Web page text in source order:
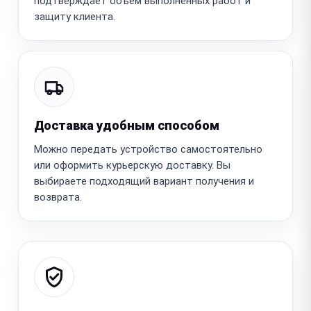
защиту клиента.
Доставка удобным способом
Можно передать устройство самостоятельно
или оформить курьерскую доставку. Вы
выбираете подходящий вариант получения и
возврата.